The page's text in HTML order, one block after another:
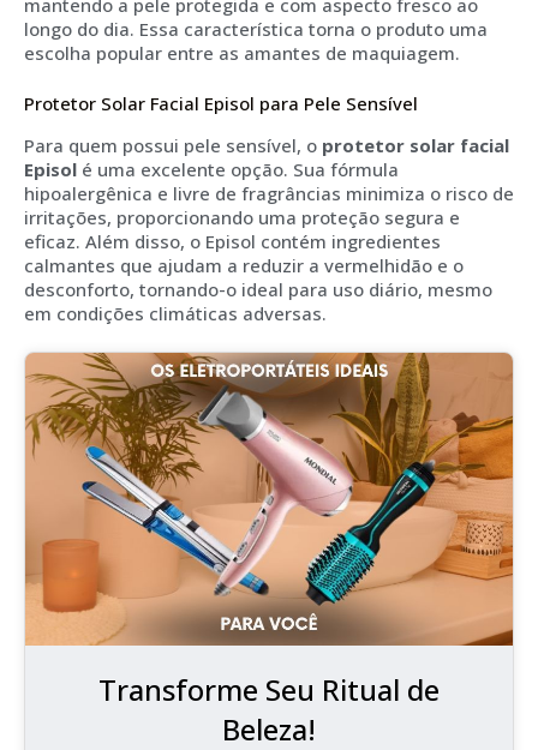
longo do dia. Essa característica torna o produto uma
escolha popular entre as amantes de maquiagem.
Protetor Solar Facial Episol para Pele Sensível
Para quem possui pele sensível, o protetor solar facial
Episol é uma excelente opção. Sua fórmula
hipoalergênica e livre de fragrâncias minimiza o risco de
irritações, proporcionando uma proteção segura e
eficaz. Além disso, o Episol contém ingredientes
calmantes que ajudam a reduzir a vermelhidão e o
desconforto, tornando-o ideal para uso diário, mesmo
em condições climáticas adversas.
Transforme Seu Ritual de
Beleza!